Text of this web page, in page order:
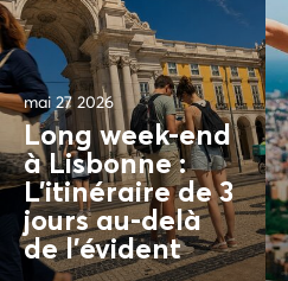
mai 27 2026
Long week-end
à Lisbonne :
L'itinéraire de 3
jours au-delà
de l'évident